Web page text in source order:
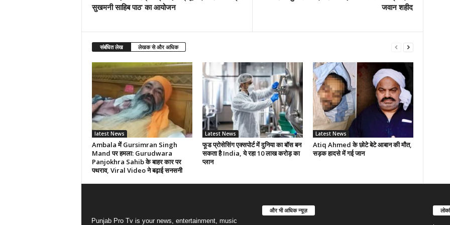
सुखमनी साहिब पाठ’ का आयोजन
जवान शहीद
संबंधित लेख लेखक से और अधिक
latest News
Ambala में Gursimran Singh
Mand पर हमला: Gurudwara
Panjokhra Sahib के बाहर कार पर
पथराव, Viral Video ने बढ़ाई सनसनी
Latest News
फूड प्रोसेसिंग एक्सपोर्ट में दुनिया का बॉस बन
सकता है India, ये रहा 10 लाख करोड़ का
प्लान
Latest News
Atiq Ahmed के छोटे बेटे आबान की मौत,
सड़क हादसे में गई जान
Punjab Pro Tv is your news, entertainment, music
और भी अधिक न्यूज़